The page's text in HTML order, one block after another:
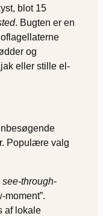
blot 15
. Bugten er en
og
eller stille el-
Populære valg
see-through-
moment”.
af lokale